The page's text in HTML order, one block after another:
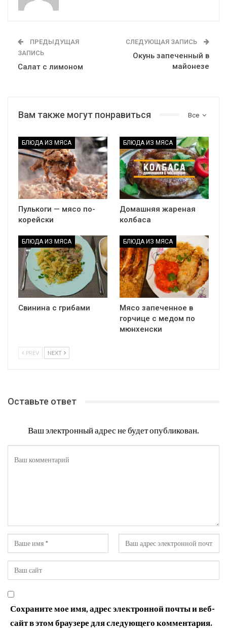
ПРЕДЫДУЩАЯ
ЗАПИСЬ
Салат с лимоном
СЛЕДУЮЩАЯ ЗАПИСЬ
Окунь запеченный в
майонезе
Все
Вам также могут понравиться
БЛЮДА ИЗ МЯСА
Пулькоги — мясо по-
корейски
БЛЮДА ИЗ МЯСА
Домашняя жареная
колбаса
БЛЮДА ИЗ МЯСА
Свинина с грибами
БЛЮДА ИЗ МЯСА
Мясо запеченное в
горчице с медом по
мюнхенски
PREV NEXT
Оставьте ответ
Ваш электронный адрес не будет опубликован.
Сохраните мое имя, адрес электронной почты и веб-
сайт в этом браузере для следующего комментария.